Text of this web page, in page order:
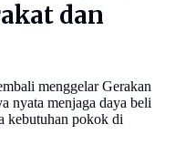
dan
menggelar Gerakan
nyata menjaga daya beli
kebutuhan pokok di